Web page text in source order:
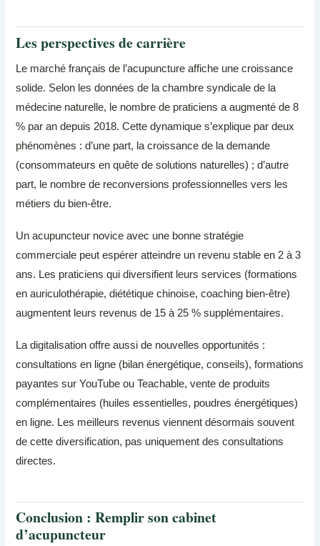
Les perspectives de carrière
Le marché français de l’acupuncture affiche une croissance
solide. Selon les données de la chambre syndicale de la
médecine naturelle, le nombre de praticiens a augmenté de 8
% par an depuis 2018. Cette dynamique s’explique par deux
phénomènes : d’une part, la croissance de la demande
(consommateurs en quête de solutions naturelles) ; d’autre
part, le nombre de reconversions professionnelles vers les
métiers du bien-être.
Un acupuncteur novice avec une bonne stratégie
commerciale peut espérer atteindre un revenu stable en 2 à 3
ans. Les praticiens qui diversifient leurs services (formations
en auriculothérapie, diététique chinoise, coaching bien-être)
augmentent leurs revenus de 15 à 25 % supplémentaires.
La digitalisation offre aussi de nouvelles opportunités :
consultations en ligne (bilan énergétique, conseils), formations
payantes sur YouTube ou Teachable, vente de produits
complémentaires (huiles essentielles, poudres énergétiques)
en ligne. Les meilleurs revenus viennent désormais souvent
de cette diversification, pas uniquement des consultations
directes.
Conclusion : Remplir son cabinet
d’acupuncteur